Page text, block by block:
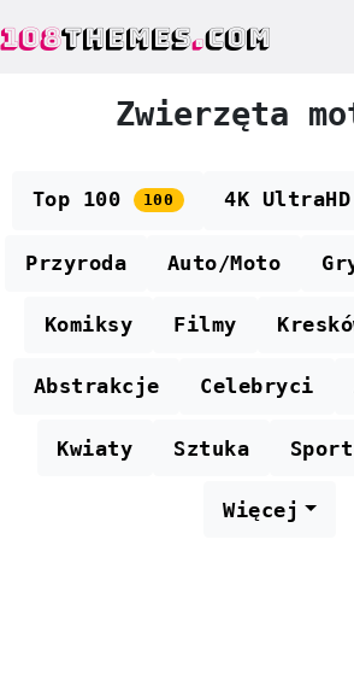
108THEMES.COM
Zwierzęta
Top 100 100 4K UltraHD
Przyroda Auto/Moto
Komiksy Filmy
Abstrakcje Celebryci
Kwiaty Sztuka Sport
Więcej